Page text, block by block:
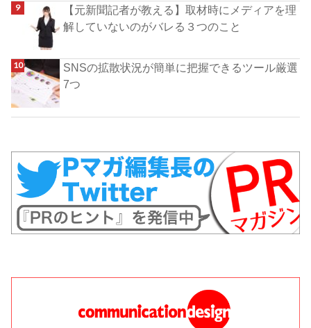
【元新聞記者が教える】取材時にメディアを理
解していないのがバレる３つのこと
SNSの拡散状況が簡単に把握できるツール厳選
7つ